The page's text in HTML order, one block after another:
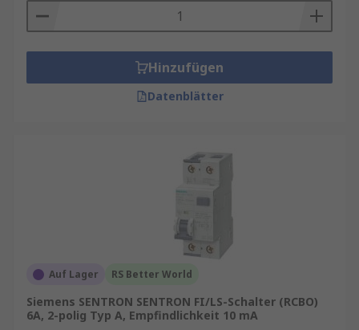
Hinzufügen
Datenblätter
Auf Lager RS Better World
Siemens SENTRON SENTRON FI/LS-Schalter (RCBO)
6A, 2-polig Typ A, Empfindlichkeit 10 mA